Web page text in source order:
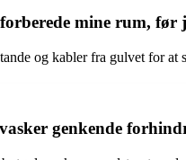
mine rum, før
og kabler fra gulvet for
genkende